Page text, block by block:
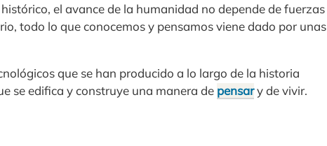
el avance de la humanidad no depende de fuerzas
todo lo que conocemos y pensamos viene dado por unas
que se han producido a lo largo de la historia
se edifica y construye una manera de pensary de vivir.